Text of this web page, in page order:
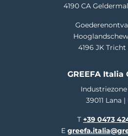
4190 CA
4196 JK Tricht
GREEFA Italia
Industriezone
39011 Lana |
T +39 0473
E